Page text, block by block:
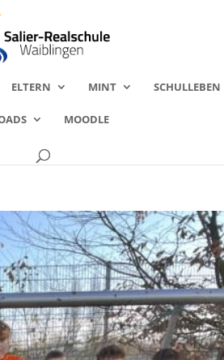
ELTERN MINT SCHULLEBEN
MOODLE